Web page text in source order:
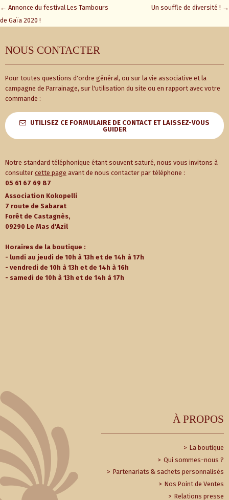
Navigation
des
← Annonce du festival Les Tambours
de Gaïa 2020 !
Un souffle de diversité ! →
À PROPOS
La boutique
Qui sommes-nous ?
Partenariats & sachets personnalisés
Nos Point de Ventes
Relations presse
NOUS CONTACTER
Pour toutes questions d'ordre général, ou sur la vie associative et la
campagne de Parrainage, sur l'utilisation du site ou en rapport avec votre
commande :
UTILISEZ CE FORMULAIRE DE CONTACT ET LAISSEZ-VOUS
GUIDER
Notre standard téléphonique étant souvent saturé, nous vous invitons à
consulter cette page avant de nous contacter par téléphone :
05 61 67 69 87
Association Kokopelli
7 route de Sabarat
Forêt de Castagnès,
09290 Le Mas d'Azil
Horaires de la boutique :
- lundi au jeudi de 10h à 13h et de 14h à 17h
- vendredi de 10h à 13h et de 14h à 16h
- samedi de 10h à 13h et de 14h à 17h